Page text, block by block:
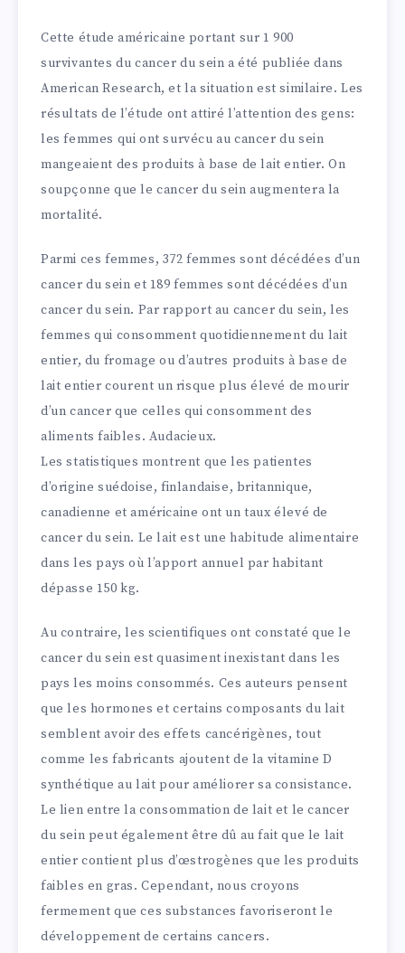
Cette étude américaine portant sur 1 900
survivantes du cancer du sein a été publiée dans
American Research, et la situation est similaire. Les
résultats de l’étude ont attiré l’attention des gens:
les femmes qui ont survécu au cancer du sein
mangeaient des produits à base de lait entier. On
soupçonne que le cancer du sein augmentera la
mortalité.
Parmi ces femmes, 372 femmes sont décédées d’un
cancer du sein et 189 femmes sont décédées d’un
cancer du sein. Par rapport au cancer du sein, les
femmes qui consomment quotidiennement du lait
entier, du fromage ou d’autres produits à base de
lait entier courent un risque plus élevé de mourir
d’un cancer que celles qui consomment des
aliments faibles. Audacieux.
Les statistiques montrent que les patientes
d’origine suédoise, finlandaise, britannique,
canadienne et américaine ont un taux élevé de
cancer du sein. Le lait est une habitude alimentaire
dans les pays où l’apport annuel par habitant
dépasse 150 kg.
Au contraire, les scientifiques ont constaté que le
cancer du sein est quasiment inexistant dans les
pays les moins consommés. Ces auteurs pensent
que les hormones et certains composants du lait
semblent avoir des effets cancérigènes, tout
comme les fabricants ajoutent de la vitamine D
synthétique au lait pour améliorer sa consistance.
Le lien entre la consommation de lait et le cancer
du sein peut également être dû au fait que le lait
entier contient plus d’œstrogènes que les produits
faibles en gras. Cependant, nous croyons
fermement que ces substances favoriseront le
développement de certains cancers.